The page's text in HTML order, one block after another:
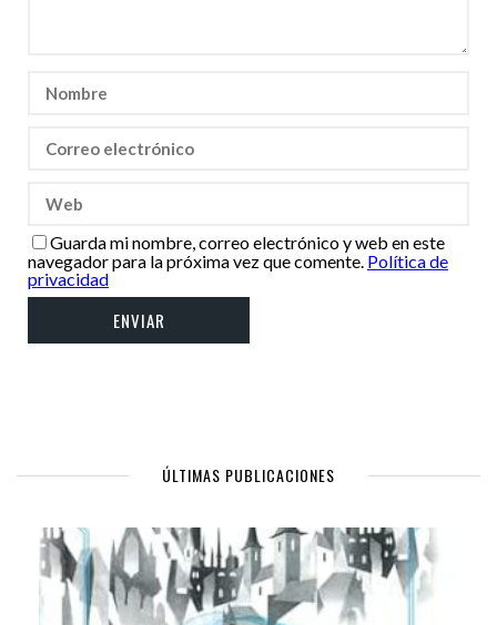
Guarda mi nombre, correo electrónico y web en este
navegador para la próxima vez que comente. Política de
privacidad
ÚLTIMAS PUBLICACIONES